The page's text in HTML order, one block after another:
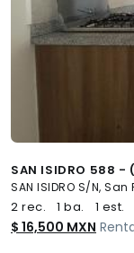
SAN ISIDRO 588 -
SAN ISIDRO S/N,
2 rec. 1 ba. 1 est.
$ 16,500 MXN